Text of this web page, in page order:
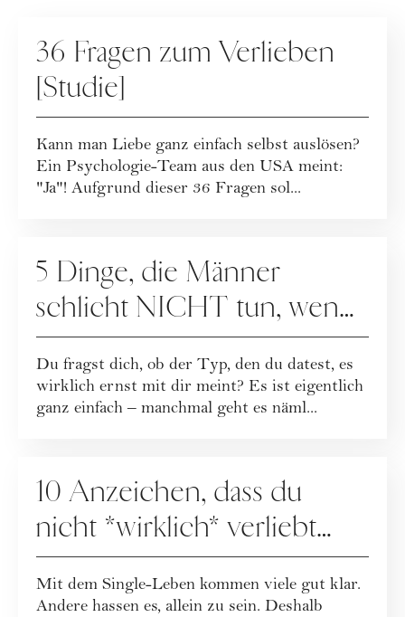
36 Fragen zum Verlieben
[Studie]
Kann man Liebe ganz einfach selbst auslösen?
Ein Psychologie-Team aus den USA meint:
"Ja"! Aufgrund dieser 36 Fragen sol...
5 Dinge, die Männer
schlicht NICHT tun, wenn
sie wirklich in dich verliebt
sind
Du fragst dich, ob der Typ, den du datest, es
wirklich ernst mit dir meint? Es ist eigentlich
ganz einfach – manchmal geht es näml...
10 Anzeichen, dass du
nicht *wirklich* verliebt
bist, aber Angst vorm
Alleinsein hast
Mit dem Single-Leben kommen viele gut klar.
Andere hassen es, allein zu sein. Deshalb